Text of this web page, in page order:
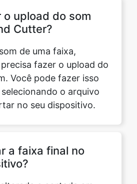
fazer o upload do
Você pode fazer isso
o arquivo
no seu dispositivo.
a faixa final no
é muito simples. Depois
parte da música a ser